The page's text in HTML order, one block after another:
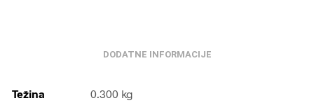
DODATNE INFORMACIJE
Težina 0.300 kg